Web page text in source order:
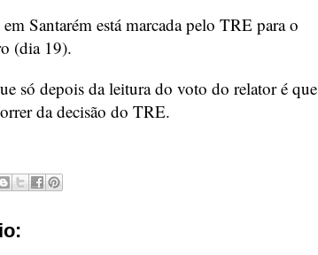
Santarém está marcada pelo TRE para o
(dia 19).
só depois da leitura do voto do relator é que
da decisão do TRE.